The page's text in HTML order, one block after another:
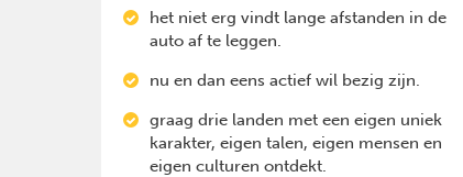
het niet erg vindt lange afstanden in de
auto af te leggen.
nu en dan eens actief wil bezig zijn.
graag drie landen met een eigen uniek
karakter, eigen talen, eigen mensen en
eigen culturen ontdekt.